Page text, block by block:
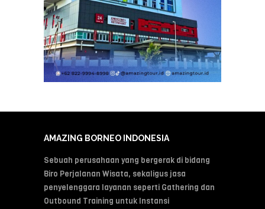
AMAZING BORNEO INDONESIA
Sebuah perusahaan yang bergerak di bidang
Biro Perjalanan Wisata, sekaligus jasa
penyelenggara layanan seperti Gathering dan
Outbound Training untuk Instansi